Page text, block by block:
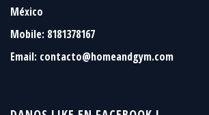
México
Mobile: 8181378167
Email: contacto@homeandgym.com